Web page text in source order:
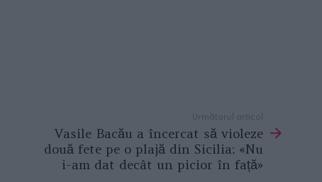
Următorul articol
Vasile Bacău a încercat să violeze
două fete pe o plajă din Sicilia: «Nu
i-am dat decât un picior în față»